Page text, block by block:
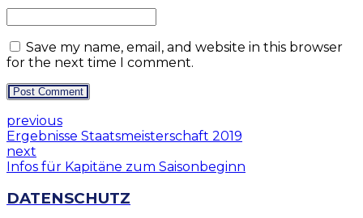
Save my name, email, and website in this browser
for the next time I comment.
Post Comment
previous
Ergebnisse Staatsmeisterschaft 2019
next
Infos für Kapitäne zum Saisonbeginn
DATENSCHUTZ